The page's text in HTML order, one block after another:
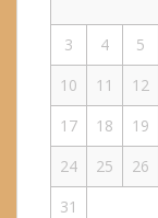
3
4 5
10
11 12
17
18 19
24
25 26
31